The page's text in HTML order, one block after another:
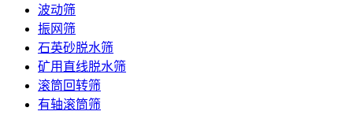
波动筛
振网筛
石英砂脱水筛
矿用直线脱水筛
滚筒回转筛
有轴滚筒筛